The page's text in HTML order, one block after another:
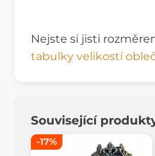
Nejste si jisti
tabulky velikostí
Související
-17%